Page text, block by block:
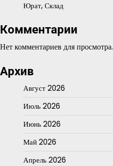
Юрат, Склад
Комментарии
Нет комментариев для просмотра.
Архив
Август 2026
Июль 2026
Июнь 2026
Май 2026
Апрель 2026